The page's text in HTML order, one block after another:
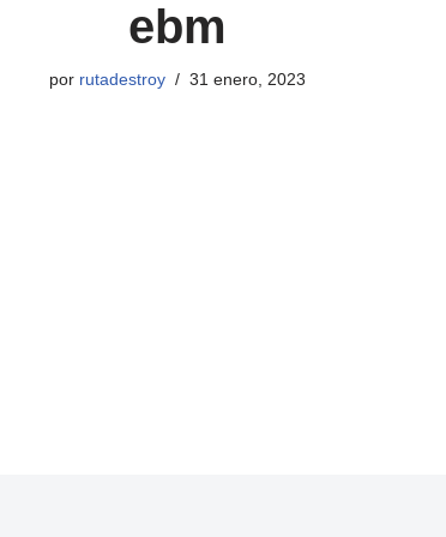
ebm
por rutadestroy 31 enero, 2023